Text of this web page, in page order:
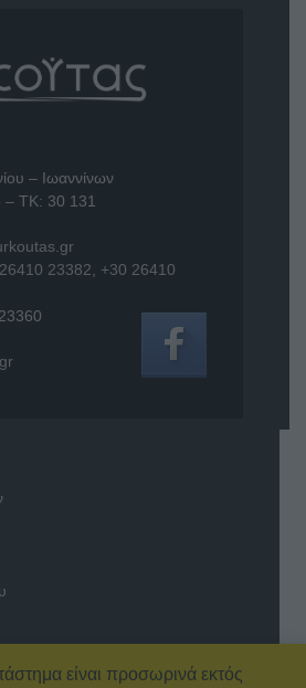
– Ιωαννίνων
– ΤΚ: 30 131
23382
+30 26410
είναι προσωρινά εκτός